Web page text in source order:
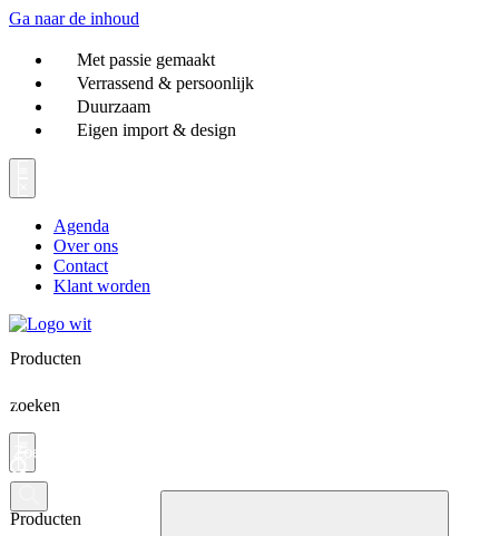
Ga naar de inhoud
Met passie gemaakt
Verrassend & persoonlijk
Duurzaam
Eigen import & design
Agenda
Over ons
Contact
Klant worden
Producten
zoeken
Producten